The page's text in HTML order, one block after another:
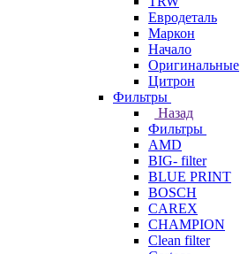
Евродеталь
Маркон
Начало
Оригинальные
Цитрон
Фильтры
Назад
Фильтры
AMD
BIG- filter
BLUE PRINT
BOSCH
CAREX
CHAMPION
Clean filter